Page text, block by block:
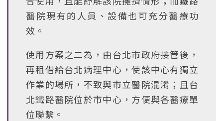
醫院現有的人員、設備也可充分醫療功
效。
使用方案之二為，由台北市政府接管後，
再租借給台北病理中心，使該中心有獨立
作業的場所，不致與市立醫院混淆；且台
北鐵路醫院位於市中心，方便與各醫療單
位聯繫。